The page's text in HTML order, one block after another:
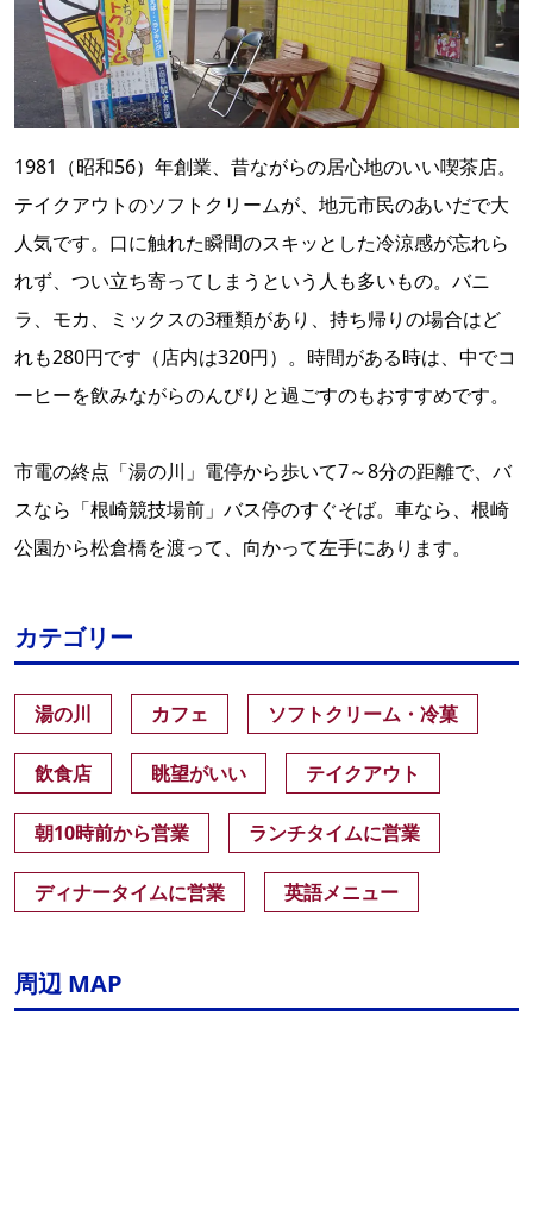
1981（昭和56）年創業、昔ながらの居心地のいい喫茶店。
テイクアウトのソフトクリームが、地元市民のあいだで大
人気です。口に触れた瞬間のスキッとした冷涼感が忘れら
れず、つい立ち寄ってしまうという人も多いもの。バニ
ラ、モカ、ミックスの3種類があり、持ち帰りの場合はど
れも280円です（店内は320円）。時間がある時は、中でコ
ーヒーを飲みながらのんびりと過ごすのもおすすめです。
市電の終点「湯の川」電停から歩いて7～8分の距離で、バ
スなら「根崎競技場前」バス停のすぐそば。車なら、根崎
公園から松倉橋を渡って、向かって左手にあります。
カテゴリー
湯の川 カフェ ソフトクリーム・冷菓
飲食店 眺望がいい テイクアウト
朝10時前から営業 ランチタイムに営業
ディナータイムに営業 英語メニュー
周辺 MAP